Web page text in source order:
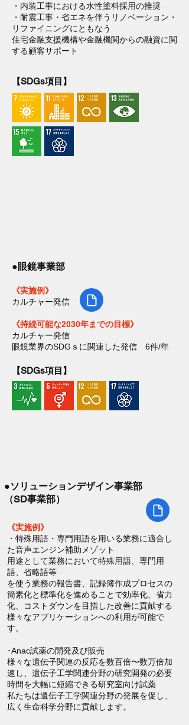
・内装工事における水性塗料採用の推奨
・耐震工事・省エネを伴うリノベーション・
リファイニングにともなう
住宅金融支援機構や金融機関からの融資に関
する顧客サポート
【SDGs項目】
●眼鏡事業部
《実施例》
カルチャー発信
《持続可能な2030年までの目標》
カルチャー発信
眼鏡業界のSDGｓに関連した発信 6件/年
【SDGs項目】
●ソリューションデザイン事業部
（SD事業部）
《実施例》
・特殊用語・専門用語を用いる業務に適合し
た音声エンジン補助メゾット
用途として業務において特殊用語、専門用
語、省略語等
を使う業務の報告書、記録簿作成プロセスの
簡素化と標準化を進めることで効率化、省力
化、コストダウンを目指した改善に貢献する
様々なアプリケーションへの利用が可能で
す。
･Anac試薬の開発及び販売
様々な遺伝⼦関連の反応を数百倍〜数万倍加
速し、遺伝⼦⼯学関連分野の研究開発の必要
時間を⼤幅に短縮できる研究室向け試薬
私たちは遺伝⼦⼯学関連分野の発展を促し、
広く⽣命科学分野に貢献します。